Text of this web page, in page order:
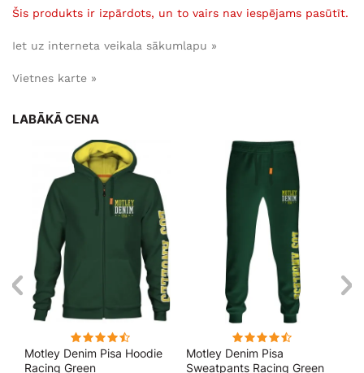
Šis produkts ir izpārdots, un to vairs nav iespējams pasūtīt.
Iet uz interneta veikala sākumlapu »
Vietnes karte »
LABĀKĀ CENA
Motley Denim Pisa Hoodie
Racing Green
Motley Denim Pisa
Sweatpants Racing Green